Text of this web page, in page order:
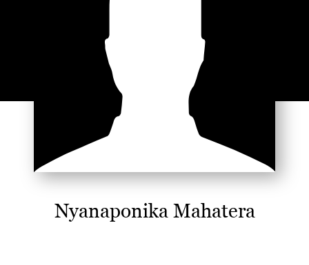
Nyanaponika Mahatera